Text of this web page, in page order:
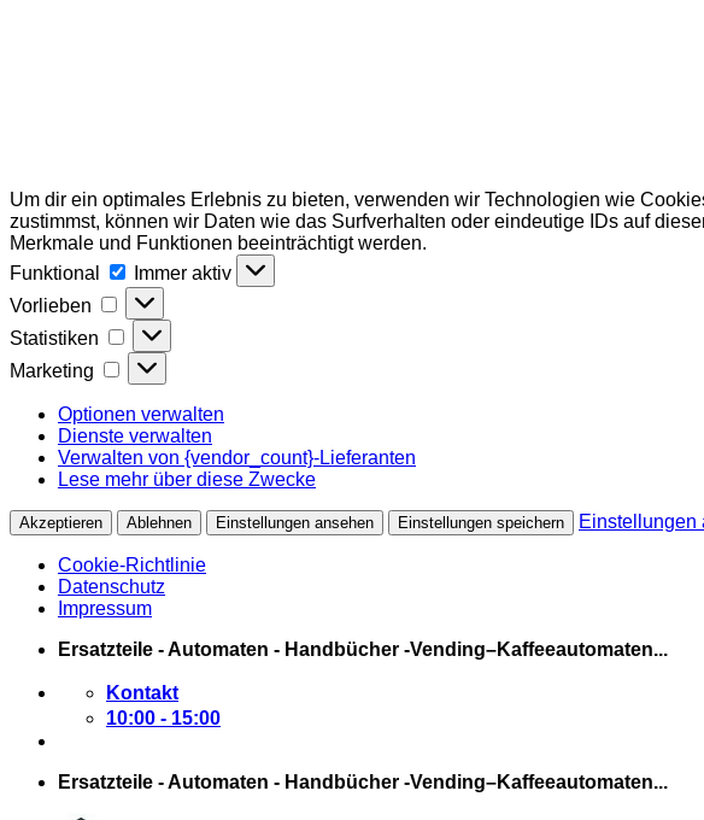
Um dir ein optimales Erlebnis zu bieten, verwenden wir Technologien wie
zustimmst, können wir Daten wie das Surfverhalten oder eindeutige IDs auf
Merkmale und Funktionen beeinträchtigt werden.
Funktional
Funktional
Immer aktiv
Vorlieben
Vorlieben
Statistiken Statistiken
Marketing Marketing
Optionen verwalten
Dienste verwalten
Verwalten von {vendor_count}-Lieferanten
Lese mehr über diese Zwecke
Akzeptieren Ablehnen Einstellungen ansehen Einstellungen speichern Einstellungen
Cookie-Richtlinie
Datenschutz
Impressum
Zum
springen
Ersatzteile - Automaten - Handbücher -Vending–Kaffeeautomaten...
Kontakt
10:00 - 15:00
Ersatzteile - Automaten - Handbücher -Vending–Kaffeeautomaten...